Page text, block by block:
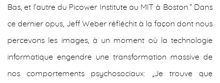
Bas, et l’autre du Picower Institute au MIT à Boston.“ Dans
ce dernier opus, Jeff Weber réfléchit à la façon dont nous
percevons les images, à un moment où la technologie
informatique engendre une transformation massive de
nos comportements psychosociaux: „Je trouve que